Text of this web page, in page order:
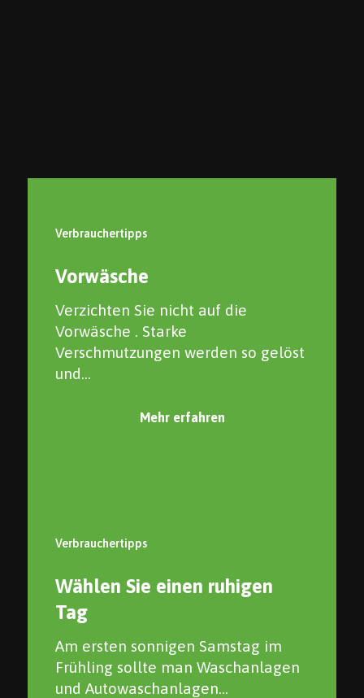
Verbrauchertipps
Vorwäsche
Verzichten Sie nicht auf die
Vorwäsche . Starke
Verschmutzungen werden so gelöst
und...
Mehr erfahren
Verbrauchertipps
Wählen Sie einen ruhigen
Tag
Am ersten sonnigen Samstag im
Frühling sollte man Waschanlagen
und Autowaschanlagen...